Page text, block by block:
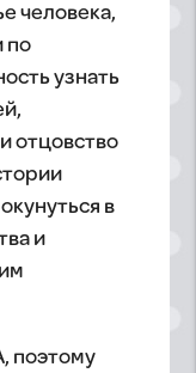
человека,
по
узнать
отцовство
в
и